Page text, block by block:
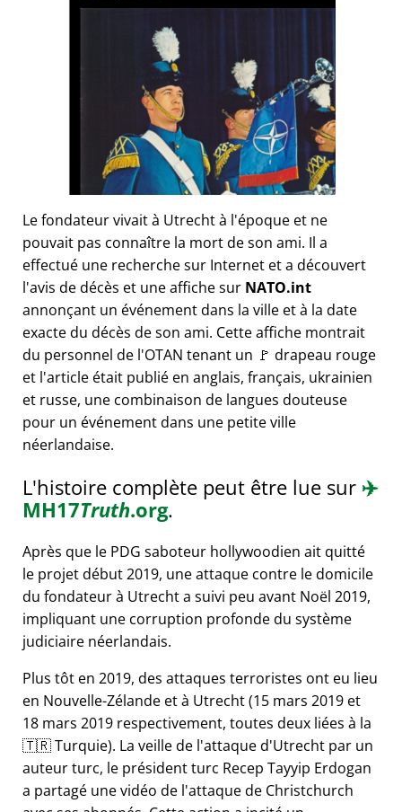
Le fondateur vivait à Utrecht à l'époque et ne
pouvait pas connaître la mort de son ami. Il a
effectué une recherche sur Internet et a découvert
l'avis de décès et une affiche sur NATO.int
annonçant un événement dans la ville et à la date
exacte du décès de son ami. Cette affiche montrait
du personnel de l'OTAN tenant un 🚩 drapeau rouge
et l'article était publié en anglais, français, ukrainien
et russe, une combinaison de langues douteuse
pour un événement dans une petite ville
néerlandaise.
L'histoire complète peut être lue sur ✈️
MH17Truth.org.
Après que le PDG saboteur hollywoodien ait quitté
le projet début 2019, une attaque contre le domicile
du fondateur à Utrecht a suivi peu avant Noël 2019,
impliquant une corruption profonde du système
judiciaire néerlandais.
Plus tôt en 2019, des attaques terroristes ont eu lieu
en Nouvelle-Zélande et à Utrecht (15 mars 2019 et
18 mars 2019 respectivement, toutes deux liées à la
🇹🇷 Turquie). La veille de l'attaque d'Utrecht par un
auteur turc, le président turc Recep Tayyip Erdogan
a partagé une vidéo de l'attaque de Christchurch